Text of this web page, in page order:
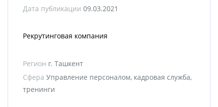
Дата публикации 09.03.2021
Рекрутинговая компания
Регион г. Ташкент
Сфера Управление персоналом, кадровая служба,
тренинги